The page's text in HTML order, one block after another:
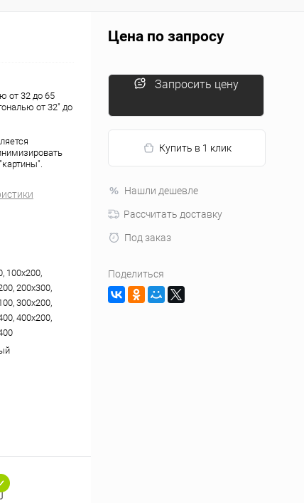
от 32 до 65
от 32" до
100х200,
200х300,
300х200,
400х200,
Цена по запросу
Запросить цену
Купить в 1 клик
Нашли дешевле
Рассчитать доставку
Под заказ
Поделиться